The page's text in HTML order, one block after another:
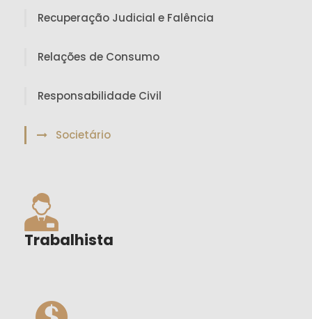
Recuperação Judicial e Falência
Relações de Consumo
Responsabilidade Civil
Societário
Trabalhista